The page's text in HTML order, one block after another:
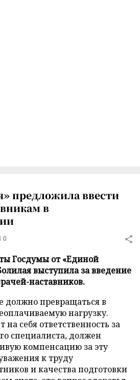
предложила ввести
в
0
Госдумы от «Единой
выступила за введение
наставников.
должно превращаться в
нагрузку.
на себя ответственность за
специалиста, должен
компенсацию за эту
к труду
и качества подготовки